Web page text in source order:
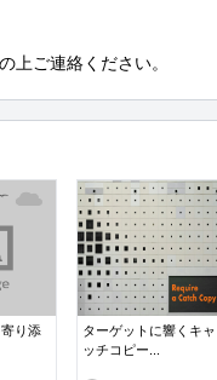
上ご連絡ください。
り添
ターゲットに響くキャ
ッチコピー...